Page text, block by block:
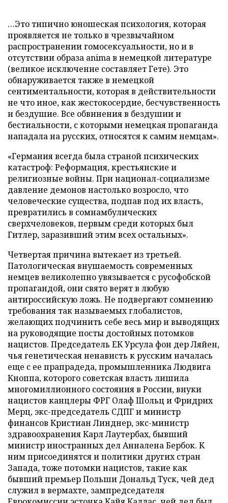
…Это типично юношеская психология, которая
проявляется не только в чрезвычайном
распространении гомосексуальности, но и в
отсутствии образа anima в немецкой литературе
(великое исключение составляет Гете). Это
обнаруживается также в немецкой
сентиментальности, которая в действительности
не что иное, как жестокосердие, бесчувственность
и бездушие. Все обвинения в бездушии и
бестиальности, с которыми немецкая пропаганда
нападала на русских, относятся к самим немцам».
«Германия всегда была страной психических
катастроф: Реформация, крестьянские и
религиозные войны. При национал-социализме
давление демонов настолько возросло, что
человеческие существа, подпав под их власть,
превратились в сомнамбулических
сверхчеловеков, первым среди которых был
Гитлер, заразивший этим всех остальных».
Четвертая причина вытекает из третьей.
Патологическая внушаемость современных
немцев великолепно увязывается с русофобской
пропагандой, они свято верят в любую
антироссийскую ложь. Не подвергают сомнению
требования так называемых глобалистов,
желающих подчинить себе весь мир и выводящих
на руководящие посты достойных потомков
нацистов. Председатель ЕК Урсула фон дер Ляйен,
чья генетическая ненависть к русским началась
еще с ее прапрадеда, промышленника Людвига
Кноппа, которого советская власть лишила
многомиллионного состояния в России, внуки
нацистов канцлеры ФРГ Олаф Шольц и Фридрих
Мерц, экс-председатель СДПГ и министр
финансов Кристиан Линднер, экс-министр
здравоохранения Карл Лаутербах, бывший
министр иностранных дел Анналена Бербок. К
ним присоединятся и политики других стран
Запада, тоже потомки нацистов, такие как
бывший премьер Польши Дональд Туск, чей дед
служил в вермахте, зампредседателя